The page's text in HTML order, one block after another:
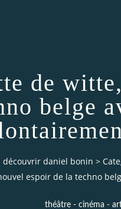
de
belge
daniel bonin >
espoir de la techno
théâtre - cinéma -